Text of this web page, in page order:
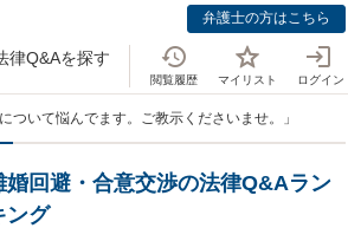
弁護士の方はこちら
律Q&Aを探す
閲覧履歴 マイリスト ログイン
ついて悩んでます。ご教示くださいませ。」
婚回避・合意交渉の法律Q&Aラン
ング